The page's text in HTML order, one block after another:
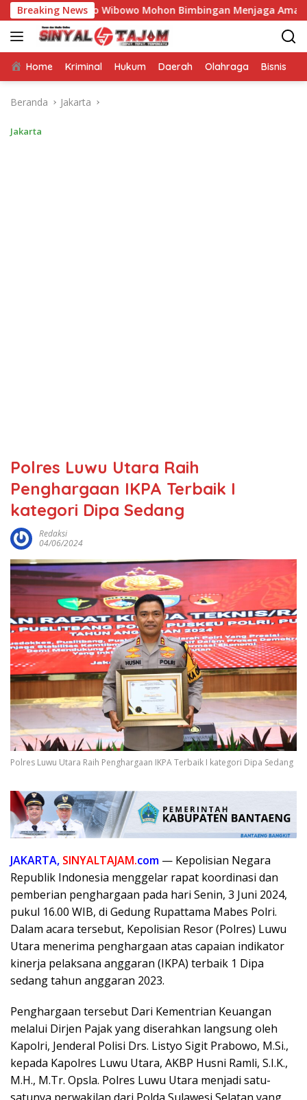
Langsung
ke
konten
Breaking News
Wibowo Mohon Bimbingan Menjaga Amanah untuk
Home Kriminal Hukum Daerah Olahraga Bisnis
Beranda Jakarta
Jakarta
Polres Luwu Utara Raih
Penghargaan IKPA Terbaik I
kategori Dipa Sedang
Redaksi
04/06/2024
Polres Luwu Utara Raih Penghargaan IKPA Terbaik I kategori Dipa Sedang
JAKARTA, SINYALTAJAM.com — Kepolisian Negara
Republik Indonesia menggelar rapat koordinasi dan
pemberian penghargaan pada hari Senin, 3 Juni 2024,
pukul 16.00 WIB, di Gedung Rupattama Mabes Polri.
Dalam acara tersebut, Kepolisian Resor (Polres) Luwu
Utara menerima penghargaan atas capaian indikator
kinerja pelaksana anggaran (IKPA) terbaik 1 Dipa
sedang tahun anggaran 2023.
Penghargaan tersebut Dari Kementrian Keuangan
melalui Dirjen Pajak yang diserahkan langsung oleh
Kapolri, Jenderal Polisi Drs. Listyo Sigit Prabowo, M.Si.,
kepada Kapolres Luwu Utara, AKBP Husni Ramli, S.I.K.,
M.H., M.Tr. Opsla. Polres Luwu Utara menjadi satu-
satunya perwakilan dari Polda Sulawesi Selatan yang